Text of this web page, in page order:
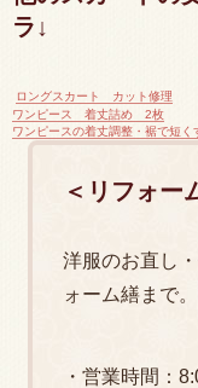
ラ↓
ロングスカート カット修理
ワンピース 着丈詰め 2枚
ワンピースの着丈調整・裾で短
＜リフォー
洋服のお直し
ォーム繕まで。
・営業時間：